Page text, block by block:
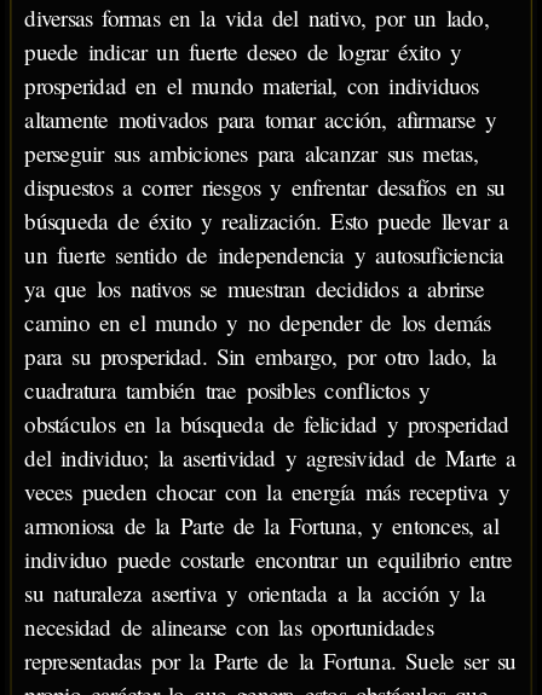
diversas formas en la vida del nativo, por un lado,
puede indicar un fuerte deseo de lograr éxito y
prosperidad en el mundo material, con individuos
altamente motivados para tomar acción, afirmarse y
perseguir sus ambiciones para alcanzar sus metas,
dispuestos a correr riesgos y enfrentar desafíos en su
búsqueda de éxito y realización. Esto puede llevar a
un fuerte sentido de independencia y autosuficiencia
ya que los nativos se muestran decididos a abrirse
camino en el mundo y no depender de los demás
para su prosperidad. Sin embargo, por otro lado, la
cuadratura también trae posibles conflictos y
obstáculos en la búsqueda de felicidad y prosperidad
del individuo; la asertividad y agresividad de Marte a
veces pueden chocar con la energía más receptiva y
armoniosa de la Parte de la Fortuna, y entonces, al
individuo puede costarle encontrar un equilibrio entre
su naturaleza asertiva y orientada a la acción y la
necesidad de alinearse con las oportunidades
representadas por la Parte de la Fortuna. Suele ser su